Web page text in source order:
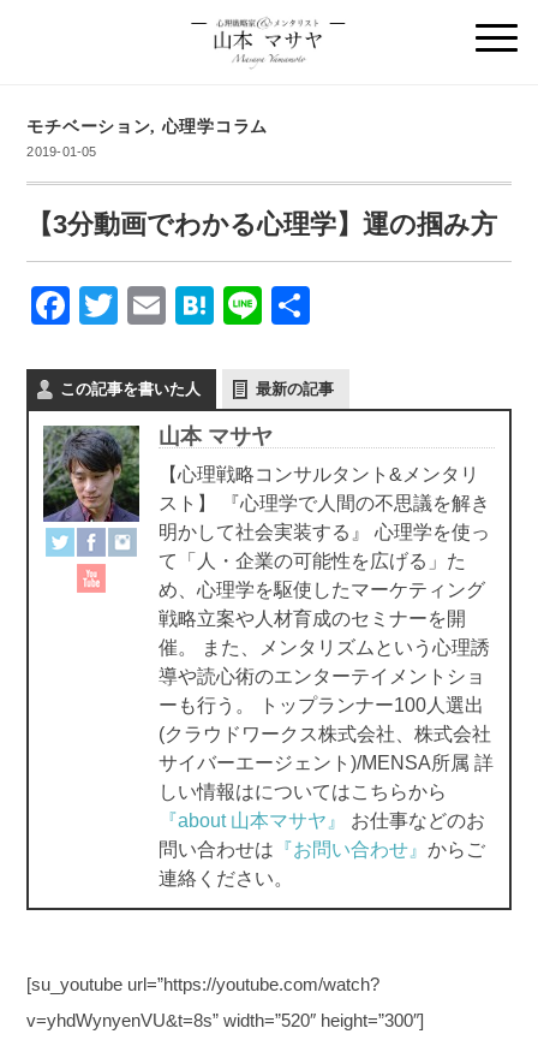
モチベーション, 心理学コラム
2019-01-05
【3分動画でわかる心理学】 運の掴み方
F
c
e
b
o
o
k
T
tt
er
E
ail
H
e
n
a
Li
e
この記事を書いた人 最新の記事
山本 マサヤ
【心理戦略コンサルタント&メンタリ
スト】 『心理学で人間の不思議を解き
明かして社会実装する』 心理学を使っ
て「人・企業の可能性を広げる」た
め、心理学を駆使したマーケティング
戦略立案や人材育成のセミナーを開
催。 また、メンタリズムという心理誘
導や読心術のエンターテイメントショ
ーも行う。 トップランナー100人選出
(クラウドワークス株式会社、株式会社
サイバーエージェント)/MENSA所属 詳
しい情報はについてはこちらから
『about 山本マサヤ』
お仕事などのお
問い合わせは 『お問い合わせ』からご
連絡ください。
[su_youtube url=”https://youtube.com/watch?
v=yhdWynyenVU&t=8s” width=”520″ height=”300″]